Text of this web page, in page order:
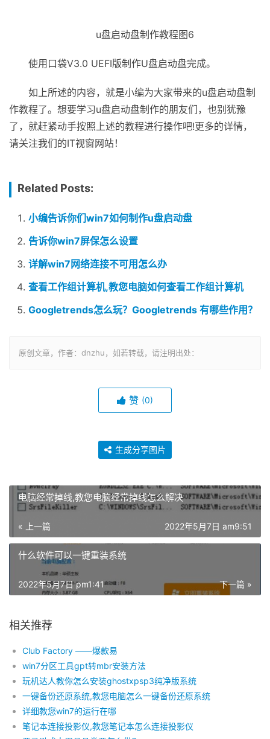
u盘启动盘制作教程图6
使用口袋V3.0 UEFI版制作U盘启动盘完成。
如上所述的内容，就是小编为大家带来的u盘启动盘制
作教程了。想要学习u盘启动盘制作的朋友们，也别犹豫
了，就赶紧动手按照上述的教程进行操作吧!更多的详情，
请关注我们的IT视窗网站！
Related Posts:
小编告诉你们win7如何制作u盘启动盘
告诉你win7屏保怎么设置
详解win7网络连接不可用怎么办
查看工作组计算机,教您电脑如何查看工作组计算机
Gооgletrends怎么玩？Gооgletrends 有哪些作用？
原创文章，作者：dnzhu，如若转载，请注明出处：
赞 (0)
生成分享图片
电脑经常掉线,教您电脑经常掉线怎么解决
« 上一篇 2022年5月7日 am9:51
什么软件可以一键重装系统
下一篇 »
2022年5月7日 pm1:41
相关推荐
Club Factory ——爆款易
win7分区工具gpt转mbr安装方法
玩机达人教你怎么安装ghostxpsp3纯净版系统
一键备份还原系统,教您电脑怎么一键备份还原系统
详细教您win7的运行在哪
笔记本连接投影仪,教您笔记本怎么连接投影仪